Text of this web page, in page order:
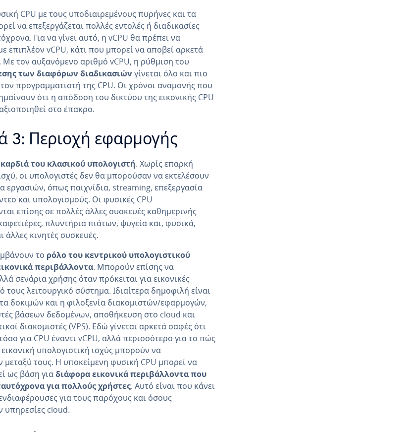
CPU με τους υποδιαιρεμένους πυρήνες και τα
να επεξεργάζεται πολλές εντολές ή διαδικασίες
Για να γίνει αυτό, η vCPU θα πρέπει να
επιπλέον vCPU, κάτι που μπορεί να αποβεί αρκετά
τον αυξανόμενο αριθμό vCPU, η ρύθμιση του
των διαφόρων διαδικασιών γίνεται όλο και πιο
προγραμματιστή της CPU. Οι χρόνοι αναμονής που
ότι η απόδοση του δικτύου της εικονικής CPU
στο έπακρο.
3: Περιοχή εφαρμογής
καρδιά του κλασικού υπολογιστή. Χωρίς επαρκή
οι υπολογιστές δεν θα μπορούσαν να εκτελέσουν
εργασιών, όπως παιχνίδια, streaming, επεξεργασία
και υπολογισμούς. Οι φυσικές CPU
επίσης σε πολλές άλλες συσκευές καθημερινής
πλυντήρια πιάτων, ψυγεία και, φυσικά,
κινητές συσκευές.
το ρόλο του κεντρικού υπολογιστικού
περιβάλλοντα. Μπορούν επίσης να
σενάρια χρήσης όταν πρόκειται για εικονικές
τους λειτουργικό σύστημα. Ιδιαίτερα δημοφιλή είναι
δοκιμών και η φιλοξενία διακομιστών/εφαρμογών,
βάσεων δεδομένων, αποθήκευση στο cloud και
διακομιστές (VPS). Εδώ γίνεται αρκετά σαφές ότι
για CPU έναντι vCPU, αλλά περισσότερο για το πώς
υπολογιστική ισχύς μπορούν να
μεταξύ τους. Η υποκείμενη φυσική CPU μπορεί να
ως βάση γιαδιάφορα εικονικά περιβάλλοντα που
για πολλούς χρήστες. Αυτό είναι που κάνει
για τους παρόχους και όσους
υπηρεσίες cloud.